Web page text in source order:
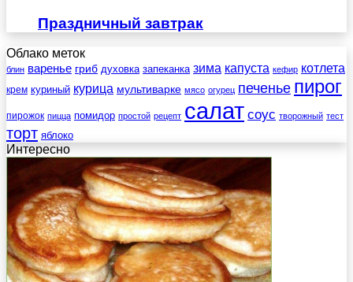
Праздничный завтрак
Облако меток
блин варенье гриб духовка запеканка зима капуста кефир котлета
крем куриный курица мультиварке мясо огурец печенье пирог
пирожок пицца помидор простой рецепт салат соус творожный тест
торт яблоко
Интересно